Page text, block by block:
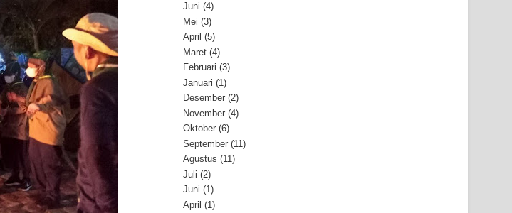
Juni (4)
Mei (3)
April (5)
Maret (4)
Februari (3)
Januari (1)
Desember (2)
November (4)
Oktober (6)
September (11)
Agustus (11)
Juli (2)
Juni (1)
April (1)